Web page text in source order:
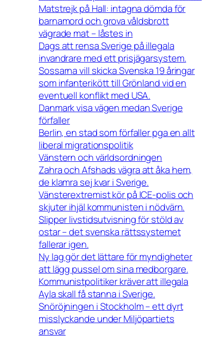
Matstrejk på Hall: intagna dömda för
barnamord och grova våldsbrott
vägrade mat – låstes in
Dags att rensa Sverige på illegala
invandrare med ett prisjägarsystem.
Sossarna vill skicka Svenska 19 åringar
som infanterikött till Grönland vid en
eventuell konflikt med USA.
Danmark visa vägen medan Sverige
förfaller
Berlin, en stad som förfaller pga en allt
liberal migrationspolitik
Vänstern och världsordningen
Zahra och Afshads vägra att åka hem,
de klamra sej kvar i Sverige.
Vänsterextremist kör på ICE-polis och
skjuter ihjäl kommunisten i nödvärn.
Slipper livstidsutvisning för stöld av
ostar – det svenska rättssystemet
fallerar igen.
Ny lag gör det lättare för myndigheter
att lägg pussel om sina medborgare.
Kommunistpolitiker kräver att illegala
Ayla skall få stanna i Sverige.
Snöröjningen i Stockholm – ett dyrt
misslyckande under Miljöpartiets
ansvar